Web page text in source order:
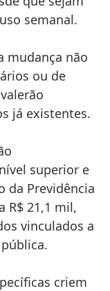
semanal.
mudança não
ou de
já existentes.
superior e
da Previdência
R$ 21,1 mil,
vinculados a
criem